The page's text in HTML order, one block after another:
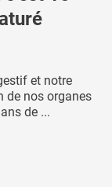
et notre
de nos organes
de ...